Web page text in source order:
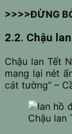
>>>>ĐỪNG
2.2. Chậu
Chậu lan Tết
mang lại nét
cát tường” –
Chậu lan